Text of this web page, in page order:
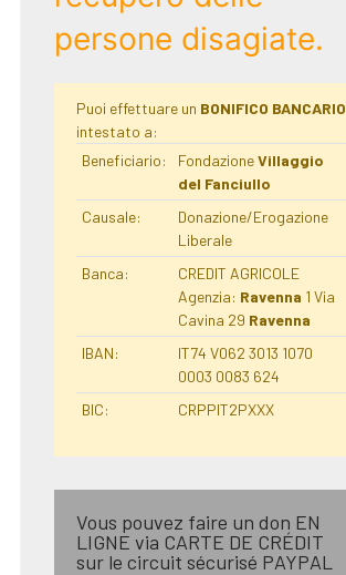
persone disagiate.
Puoi effettuare un BONIFICO BANCARIO
intestato a:
Beneficiario:
FondazioneVillaggio
del Fanciullo
Causale:
Donazione/Erogazione
Liberale
Banca:
CREDIT AGRICOLE
Agenzia: Ravenna 1 Via
Cavina 29 Ravenna
IBAN:
IT74 V062 3013 1070
0003 0083 624
BIC:
CRPPIT2PXXX
Vous pouvez faire un don EN
LIGNE via CARTE DE CRÉDIT
sur le circuit sécurisé PAYPAL